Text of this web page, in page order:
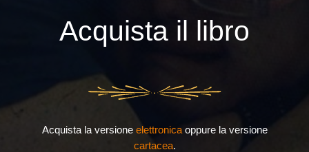
Acquista il libro
Acquista la versione elettronicaoppure la versione
cartacea.